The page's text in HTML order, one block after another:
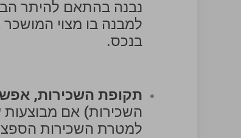
למבנה בו מצוי
בנכס.
תקופת השכירות,
השכירות) אם
למטרת השכירות